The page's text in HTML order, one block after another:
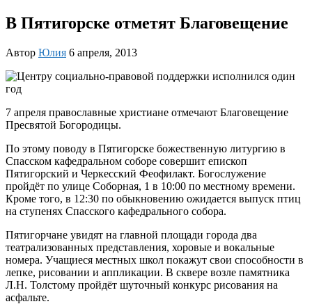
В Пятигорске отметят Благовещение
Автор Юлия 6 апреля, 2013
7 апреля православные христиане отмечают Благовещение
Пресвятой Богородицы.
По этому поводу в Пятигорске божественную литургию в
Спасском кафедральном соборе совершит епископ
Пятигорский и Черкесский Феофилакт. Богослужение
пройдёт по улице Соборная, 1 в 10:00 по местному времени.
Кроме того, в 12:30 по обыкновению ожидается выпуск птиц
на ступенях Спасского кафедрального собора.
Пятигорчане увидят на главной площади города два
театрализованных представления, хоровые и вокальные
номера. Учащиеся местных школ покажут свои способности в
лепке, рисовании и аппликации. В сквере возле памятника
Л.Н. Толстому пройдёт шуточный конкурс рисования на
асфальте.